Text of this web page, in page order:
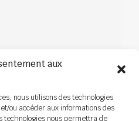
aux
nous utilisons des technologies
ou accéder aux informations des
technologies nous permettra de